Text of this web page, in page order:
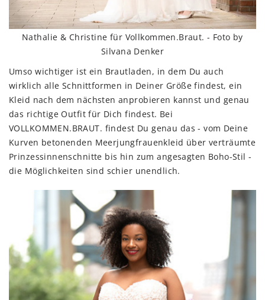
Nathalie & Christine für Vollkommen.Braut. - Foto by
Silvana Denker
Umso wichtiger ist ein Brautladen, in dem Du auch
wirklich alle Schnittformen in Deiner Größe findest, ein
Kleid nach dem nächsten anprobieren kannst und genau
das richtige Outfit für Dich findest. Bei
VOLLKOMMEN.BRAUT. findest Du genau das - vom Deine
Kurven betonenden Meerjungfrauenkleid über verträumte
Prinzessinnenschnitte bis hin zum angesagten Boho-Stil -
die Möglichkeiten sind schier unendlich.